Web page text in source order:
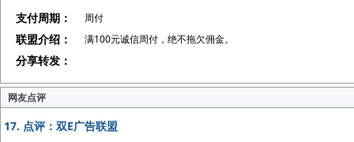
支付周期： 周付
联盟介绍： 满100元诚信周付，绝不拖欠佣金。
分享转发：
网友点评
17. 点评：双E广告联盟